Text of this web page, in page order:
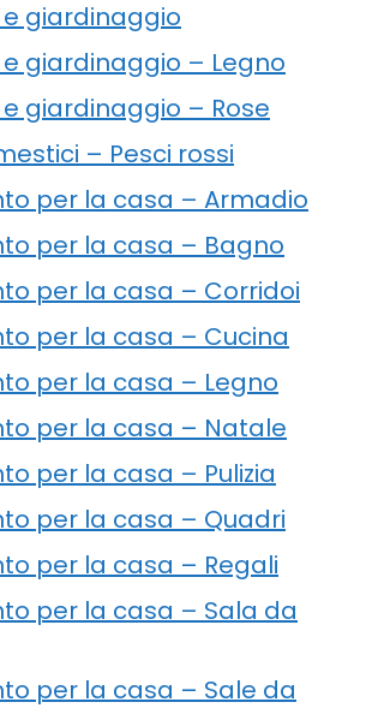
giardinaggio
giardinaggio – Legno
giardinaggio – Rose
– Pesci rossi
per la casa – Armadio
per la casa – Bagno
per la casa – Corridoi
per la casa – Cucina
per la casa – Legno
per la casa – Natale
per la casa – Pulizia
per la casa – Quadri
per la casa – Regali
per la casa – Sala da
per la casa – Sale da